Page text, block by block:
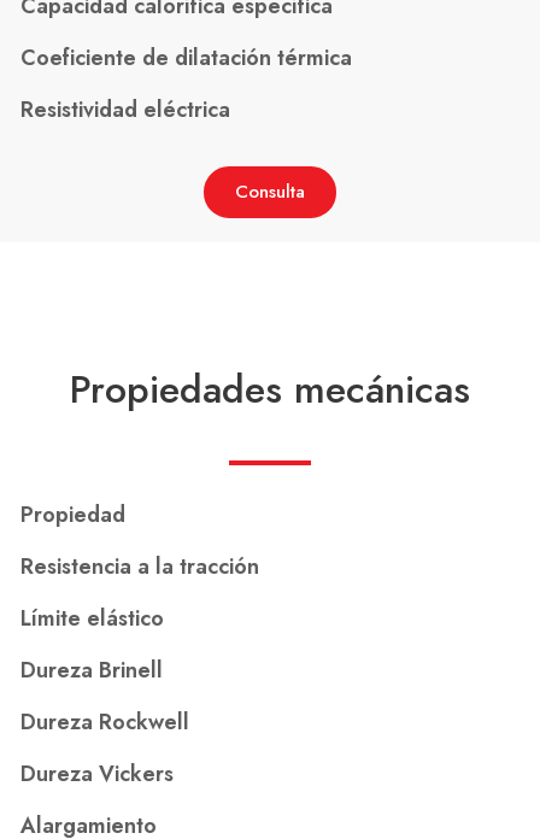
Coeficiente de dilatación térmica
Resistividad eléctrica
Consulta
Propiedades mecánicas
Propiedad
Resistencia a la tracción
Límite elástico
Dureza Brinell
Dureza Rockwell
Dureza Vickers
Alargamiento